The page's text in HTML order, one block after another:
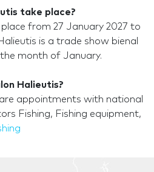
take place?
from 27 January 2027 to
is a trade show bienal
the month of January.
Halieutis?
appointments with national
Fishing, Fishing equipment,